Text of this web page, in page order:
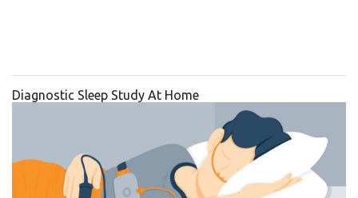
Diagnostic Sleep Study At Home